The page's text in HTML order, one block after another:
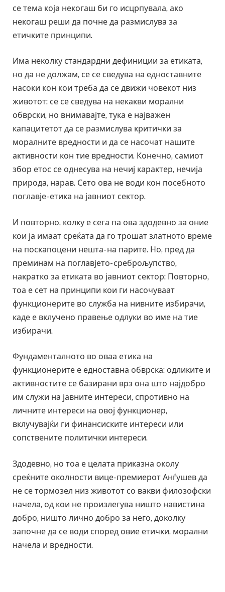
се тема која некогаш би го исцрпувала, ако
некогаш реши да почне да размислува за
етичките принципи.
Има неколку стандардни дефиниции за етиката,
но да не должам, се се сведува на едноставните
насоки кон кои треба да се движи човекот низ
животот: се се сведува на некакви морални
обврски, но внимавајте, тука е најважен
капацитетот да се размислува критички за
моралните вредности и да се насочат нашите
активности кон тие вредности. Конечно, самиот
збор етос се однесува на нечиј карактер, нечија
природа, нарав. Сето ова не води кон посебното
поглавје- етика на јавниот сектор.
И повторно, колку е сега па ова здодевно за оние
кои ја имаат среќата да го трошат златното време
на поскапоцени нешта- на парите. Но, пред да
преминам на поглавјето- среброљупство,
накратко за етиката во јавниот сектор: Повторно,
тоа е сет на принципи кои ги насочуваат
функционерите во служба на нивните избирачи,
каде е вклучено правење одлуки во име на тие
избирачи.
Фундаменталното во оваа етика на
функционерите е едноставна обврска: одликите и
активностите се базирани врз она што најдобро
им служи на јавните интереси, спротивно на
личните интереси на овој функционер,
вклучувајќи ги финансиските интереси или
сопствените политички интереси.
Здодевно, но тоа е целата приказна околу
среќните околности вице-премиерот Анѓушев да
не се тормозел низ животот со вакви филозофски
начела, од кои не произлегува ништо навистина
добро, ништо лично добро за него, доколку
започне да се води според овие етички, морални
начела и вредности.